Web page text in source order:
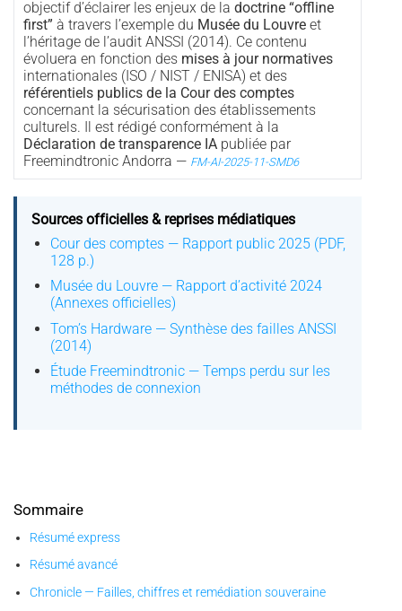
objectif d’éclairer les enjeux de la doctrine “offline
first” à travers l’exemple du Musée du Louvreet
l’héritage de l’audit ANSSI (2014). Ce contenu
évoluera en fonction des mises à jour normatives
internationales (ISO / NIST / ENISA) et des
référentiels publics de la Cour des comptes
concernant la sécurisation des établissements
culturels. Il est rédigé conformément à la
Déclaration de transparence IApubliée par
Freemindtronic Andorra — FM-AI-2025-11-SMD6
Sources officielles & reprises médiatiques
Cour des comptes — Rapport public 2025 (PDF,
128 p.)
Musée du Louvre — Rapport d’activité 2024
(Annexes officielles)
Tom’s Hardware — Synthèse des failles ANSSI
(2014)
Étude Freemindtronic — Temps perdu sur les
méthodes de connexion
Sommaire
Résumé express
Résumé avancé
Chronicle — Failles, chiffres et remédiation souveraine